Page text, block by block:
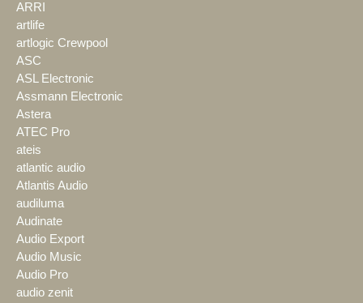
ARRI
artlife
artlogic Crewpool
ASC
ASL Electronic
Assmann Electronic
Astera
ATEC Pro
ateis
atlantic audio
Atlantis Audio
audiluma
Audinate
Audio Export
Audio Music
Audio Pro
audio zenit